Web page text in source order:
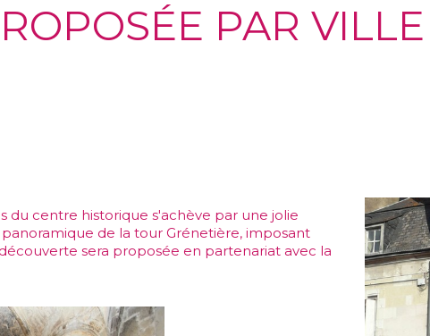
PAR
du centre historique s'achève par une jolie
de la tour Grénetière, imposant
sera proposée en partenariat avec la